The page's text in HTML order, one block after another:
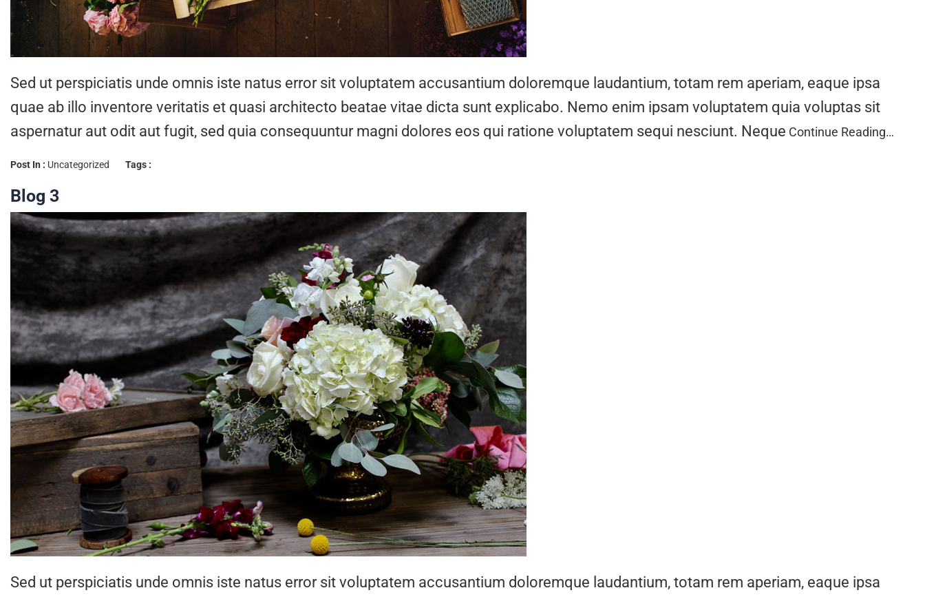
Sed ut perspiciatis unde omnis iste natus error sit voluptatem accusantium doloremque laudantium, totam rem aperiam, eaque ipsa
quae ab illo inventore veritatis et quasi architecto beatae vitae dicta sunt explicabo. Nemo enim ipsam voluptatem quia voluptas sit
aspernatur aut odit aut fugit, sed quia consequuntur magni dolores eos qui ratione voluptatem sequi nesciunt. Neque Continue Reading…
Post In : Uncategorized Tags :
Blog 3
Sed ut perspiciatis unde omnis iste natus error sit voluptatem accusantium doloremque laudantium, totam rem aperiam, eaque ipsa